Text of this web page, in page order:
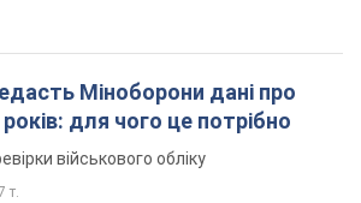
Міноборони дані про
років: для чого це потрібно
військового обліку
т.